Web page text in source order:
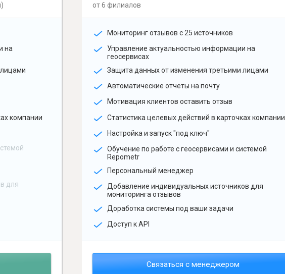
на
компании
для
от 6 филиалов
Мониторинг отзывов с 25 источников
Управление актуальностью информации на
геосервисах
Защита данных от изменения третьими лицами
Автоматические отчеты на почту
Мотивация клиентов оставить отзыв
Статистика целевых действий в карточках компании
Настройка и запуск "под ключ"
Обучение по работе с геосервисами и системой
Repometr
Персональный менеджер
Добавление индивидуальных источников для
мониторинга отзывов
Доработка системы под ваши задачи
Доступ к API
Связаться с менеджером